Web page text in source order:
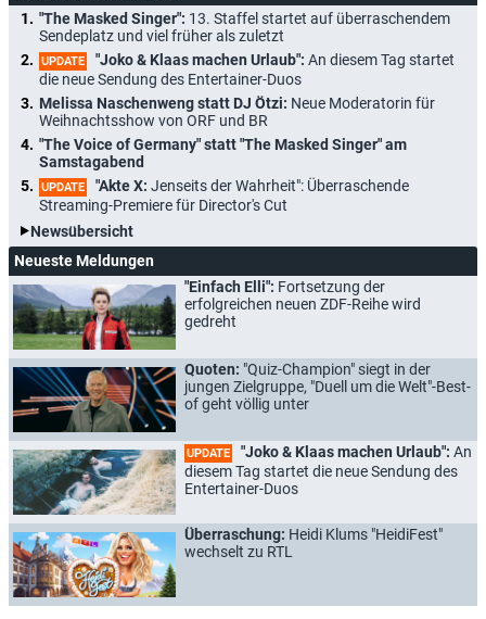
"The Masked Singer": 13. Staffel startet auf überraschendem
Sendeplatz und viel früher als zuletzt
UPDATE "Joko & Klaas machen Urlaub": An diesem Tag startet
die neue Sendung des Entertainer-Duos
Melissa Naschenweng statt DJ Ötzi: Neue Moderatorin für
Weihnachtsshow von ORF und BR
"The Voice of Germany" statt "The Masked Singer" am
Samstagabend
UPDATE "Akte X: Jenseits der Wahrheit": Überraschende
Streaming-Premiere für Director's Cut
Newsübersicht
Neueste Meldungen
"Einfach Elli": Fortsetzung der
erfolgreichen neuen ZDF-Reihe wird
gedreht
Quoten: "Quiz-Champion" siegt in der
jungen Zielgruppe, "Duell um die Welt"-Best-
of geht völlig unter
UPDATE "Joko & Klaas machen Urlaub": An
diesem Tag startet die neue Sendung des
Entertainer-Duos
Überraschung: Heidi Klums "HeidiFest"
wechselt zu RTL